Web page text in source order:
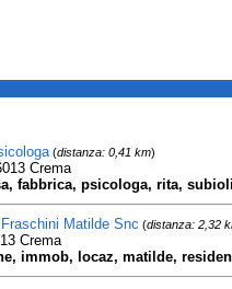
(distanza: 0,41 km)
Crema
fabbrica, psicologa, rita,
Matilde Snc (distanza: 2,32
Crema
immob, locaz, matilde,